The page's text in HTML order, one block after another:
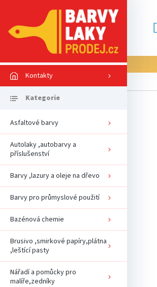
Kontakty
Asfaltové barvy
Autolaky ,autobarvy a
příslušenství
Barvy ,lazury a oleje na dřevo
Barvy pro průmyslové použití
Bazénová chemie
Brusivo ,smirkové papíry,plátna
,leštící pasty
Nářadí a pomůcky pro
malíře,zedníky